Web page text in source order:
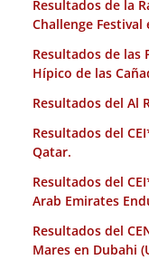
Resultados de la
Challenge Festival
Resultados de las
Hípico de las
Resultados del Al
Resultados del
Qatar.
Resultados del
Arab Emirates
Resultados del
Mares en Dubahi